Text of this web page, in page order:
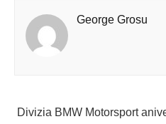
George Grosu
Divizia BMW Motorsport